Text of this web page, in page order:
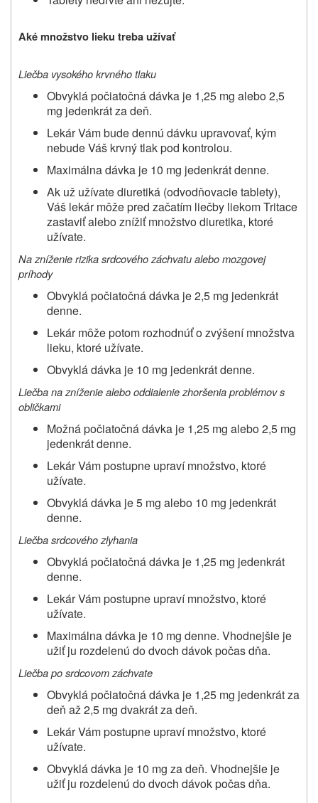
Aké množstvo lieku treba užívať
Liečba vysokého krvného tlaku
Obvyklá počiatočná dávka je 1,25 mg alebo 2,5
mg jedenkrát za deň.
Lekár Vám bude dennú dávku upravovať, kým
nebude Váš krvný tlak pod kontrolou.
Maximálna dávka je 10 mg jedenkrát denne.
Ak už užívate diuretiká (odvodňovacie tablety),
Váš lekár môže pred začatím liečby liekomTritace
zastaviť alebo znížiť množstvo diuretika, ktoré
užívate.
Na zníženie rizika srdcového záchvatu alebo mozgovej
príhody
Obvyklá počiatočná dávka je 2,5 mg jedenkrát
denne.
Lekár môže potom rozhodnúť o zvýšení množstva
lieku, ktoré užívate.
Obvyklá dávka je 10 mg jedenkrát denne.
Liečba na zníženie alebo oddialenie zhoršenia problémov s
obličkami
Možná počiatočná dávka je 1,25 mg alebo 2,5 mg
jedenkrát denne.
Lekár Vám postupne upraví množstvo, ktoré
užívate.
Obvyklá dávka je 5 mg alebo 10 mg jedenkrát
denne.
Liečba srdcového zlyhania
Obvyklá počiatočná dávka je 1,25 mg jedenkrát
denne.
Lekár Vám postupne upraví množstvo, ktoré
užívate.
Maximálna dávka je 10 mg denne. Vhodnejšie je
užiť ju rozdelenú do dvoch dávok počas dňa.
Liečba po srdcovom záchvate
Obvyklá počiatočná dávka je 1,25 mg jedenkrát za
deň až 2,5 mg dvakrát za deň.
Lekár Vám postupne upraví množstvo, ktoré
užívate.
Obvyklá dávka je 10 mg za deň. Vhodnejšie je
užiť ju rozdelenú do dvoch dávok počas dňa.